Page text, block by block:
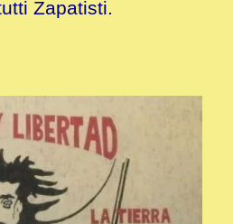
Zapatisti.